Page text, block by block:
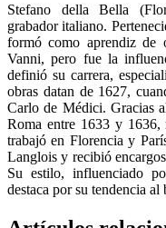
Stefano della Bella
grabador italiano.
formó como aprendiz de
Vanni, pero fue la
definió su carrera,
obras datan de 1627,
Carlo de Médici. Gracias
Roma entre 1633 y 1636,
trabajó en Florencia y
Langlois y recibió
Su estilo, influenciado
destaca por su tendencia